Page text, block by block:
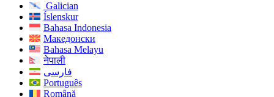
Galician
Íslenskur
Bahasa Indonesia
Македонски
Bahasa Melayu
नेपाली
فارسی
Português
Română